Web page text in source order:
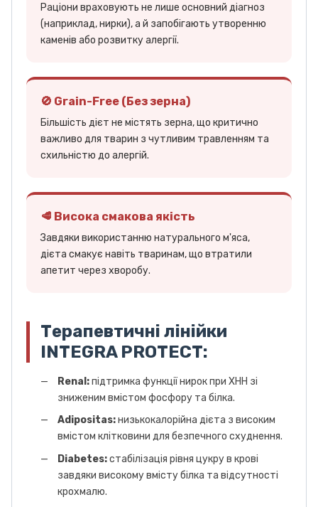
Раціони враховують не лише основний діагноз
(наприклад, нирки), а й запобігають утворенню
каменів або розвитку алергії.
🚫 Grain-Free (Без зерна)
Більшість дієт не містять зерна, що критично
важливо для тварин з чутливим травленням та
схильністю до алергій.
🥩 Висока смакова якість
Завдяки використанню натурального м'яса,
дієта смакує навіть тваринам, що втратили
апетит через хворобу.
Терапевтичні лінійки
INTEGRA PROTECT:
Renal:підтримка функції нирок при ХНН зі
зниженим вмістом фосфору та білка.
Adipositas:низькокалорійна дієта з високим
вмістом клітковини для безпечного схуднення.
Diabetes:стабілізація рівня цукру в крові
завдяки високому вмісту білка та відсутності
крохмалю.